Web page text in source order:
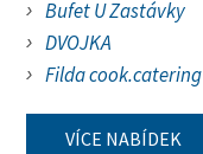
Bufet U Zastávky
DVOJKA
Filda cook.catering
VÍCE NABÍDEK